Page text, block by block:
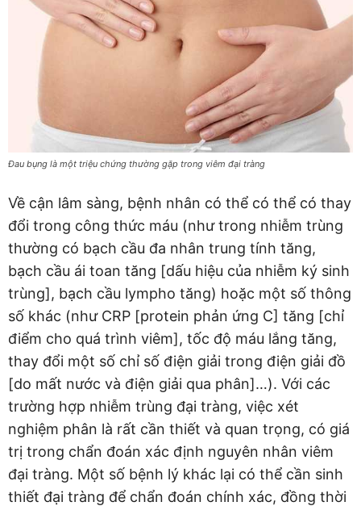
Đau bụng là một triệu chứng thường gặp trong viêm đại tràng
Về cận lâm sàng, bệnh nhân có thể có thể có thay
đổi trong công thức máu (như trong nhiễm trùng
thường có bạch cầu đa nhân trung tính tăng,
bạch cầu ái toan tăng [dấu hiệu của nhiễm ký sinh
trùng], bạch cầu lympho tăng) hoặc một số thông
số khác (như CRP [protein phản ứng C] tăng [chỉ
điểm cho quá trình viêm], tốc độ máu lắng tăng,
thay đổi một số chỉ số điện giải trong điện giải đồ
[do mất nước và điện giải qua phân]…). Với các
trường hợp nhiễm trùng đại tràng, việc xét
nghiệm phân là rất cần thiết và quan trọng, có giá
trị trong chẩn đoán xác định nguyên nhân viêm
đại tràng. Một số bệnh lý khác lại có thể cần sinh
thiết đại tràng để chẩn đoán chính xác, đồng thời